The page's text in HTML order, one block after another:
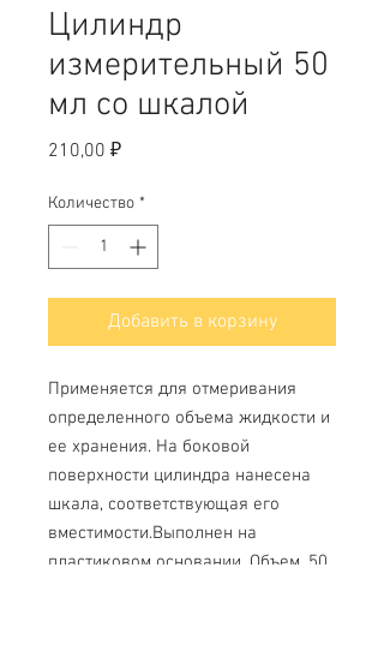
Цилиндр
измерительный 50
мл со шкалой
210,00 ₽Цена
Количество *
Добавить в корзину
Применяется для отмеривания
определенного объема жидкости и
ее хранения. На боковой
поверхности цилиндра нанесена
шкала, соответствующая его
вместимости.Выполнен на
пластиковом основании. Объем, 50